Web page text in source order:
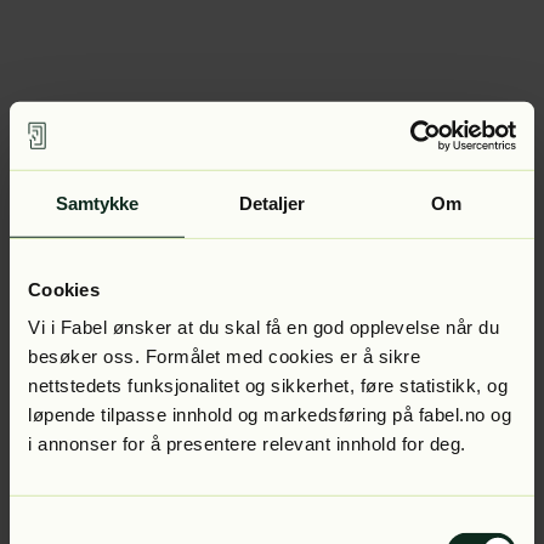
Samtykke Detaljer Om
Cookies
Vi i Fabel ønsker at du skal få en god opplevelse når du
besøker oss. Formålet med cookies er å sikre
nettstedets funksjonalitet og sikkerhet, føre statistikk, og
løpende tilpasse innhold og markedsføring på fabel.no og
i annonser for å presentere relevant innhold for deg.